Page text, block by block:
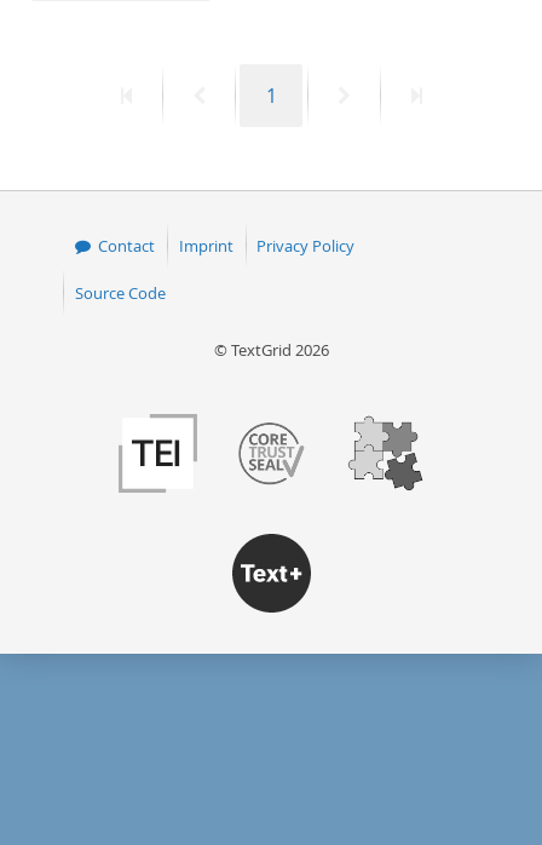
PreviousPage
1
Contact Imprint Privacy Policy
Source Code
© TextGrid 2026